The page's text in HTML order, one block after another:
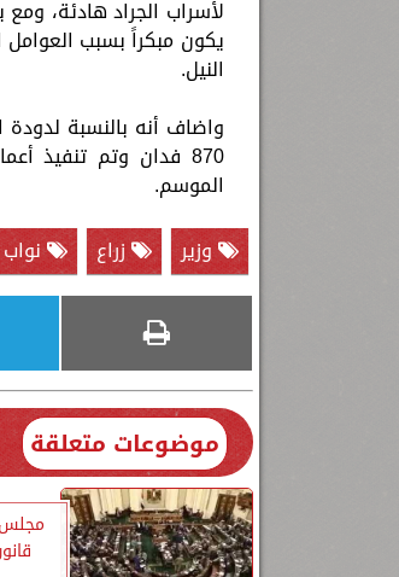
لأسراب الجراد هادئة،
يكون مبكراً بسبب العوامل
النيل.
الموسم.
وزير
زراع نواب
موضوعات متعلقة
مجلس